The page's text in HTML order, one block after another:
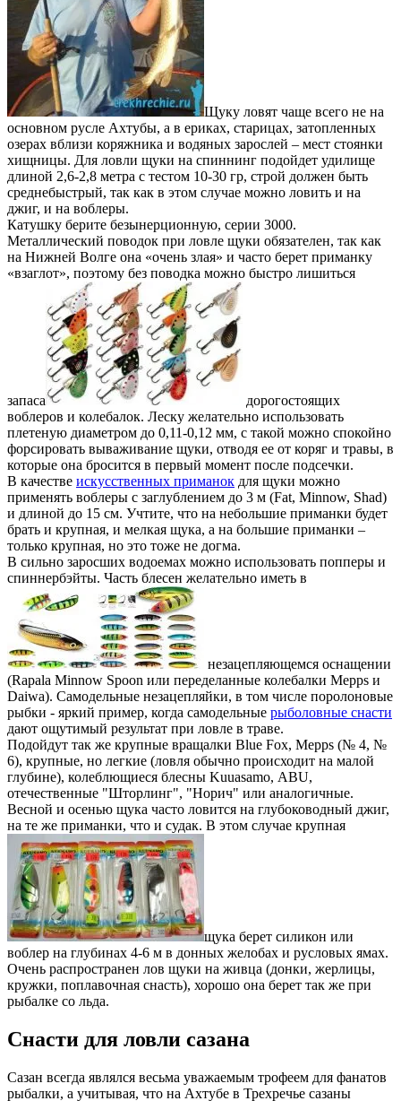
Щуку ловят чаще всего не на
основном русле Ахтубы, а в ериках, старицах, затопленных
озерах вблизи коряжника и водяных зарослей – мест стоянки
хищницы. Для ловли щуки на спиннинг подойдет удилище
длиной 2,6-2,8 метра с тестом 10-30 гр, строй должен быть
среднебыстрый, так как в этом случае можно ловить и на
джиг, и на воблеры.
Катушку берите безынерционную, серии 3000.
Металлический поводок при ловле щуки обязателен, так как
на Нижней Волге она «очень злая» и часто берет приманку
«взаглот», поэтому без поводка можно быстро лишиться
запаса
дорогостоящих
воблеров и колебалок. Леску желательно использовать
плетеную диаметром до 0,11-0,12 мм, с такой можно спокойно
форсировать вываживание щуки, отводя ее от коряг и травы, в
которые она бросится в первый момент после подсечки.
В качестве искусственных приманок для щуки можно
применять воблеры с заглублением до 3 м (Fat, Minnow, Shad)
и длиной до 15 см. Учтите, что на небольшие приманки будет
брать и крупная, и мелкая щука, а на большие приманки –
только крупная, но это тоже не догма.
В сильно заросших водоемах можно использовать попперы и
спиннербэйты. Часть блесен желательно иметь в
незацепляющемся оснащении
(Rapala Minnow Spoon или переделанные колебалки Mepps и
Daiwa). Самодельные незацепляйки, в том числе поролоновые
рыбки - яркий пример, когда самодельные рыболовные снасти
дают ощутимый результат при ловле в траве.
Подойдут так же крупные вращалки Blue Fox, Меррs (№ 4, №
6), крупные, но легкие (ловля обычно происходит на малой
глубине), колеблющиеся блесны Kuuasamo, АВU,
отечественные "Шторлинг", "Норич" или аналогичные.
Весной и осенью щука часто ловится на глубоководный джиг,
на те же приманки, что и судак. В этом случае крупная
щука берет силикон или
воблер на глубинах 4-6 м в донных желобах и русловых ямах.
Очень распространен лов щуки на живца (донки, жерлицы,
кружки, поплавочная снасть), хорошо она берет так же при
рыбалке со льда.
Снасти для ловли сазана
Сазан всегда являлся весьма уважаемым трофеем для фанатов
рыбалки, а учитывая, что на Ахтубе в Трехречье сазаны